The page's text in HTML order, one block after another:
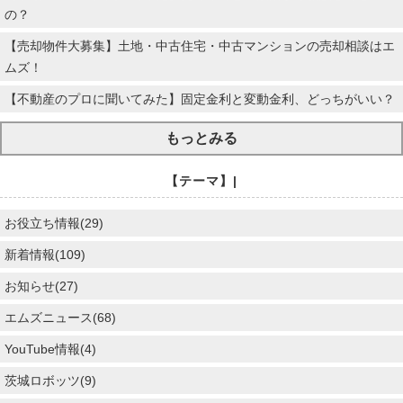
の？
【売却物件大募集】土地・中古住宅・中古マンションの売却相談はエ
ムズ！
【不動産のプロに聞いてみた】固定金利と変動金利、どっちがいい？
もっとみる
【テーマ】|
お役立ち情報(29)
新着情報(109)
お知らせ(27)
エムズニュース(68)
YouTube情報(4)
茨城ロボッツ(9)